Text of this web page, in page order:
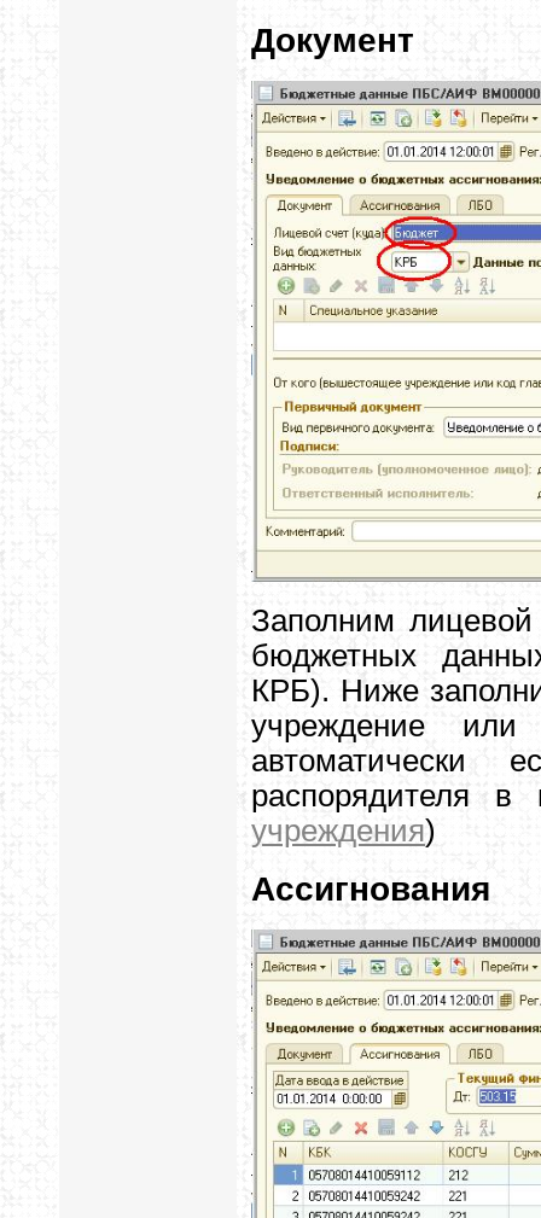
Документ
Заполним
бюджетных
КРБ). Ниже
учреждение
автоматически
распорядителя в
учреждения)
Ассигнования